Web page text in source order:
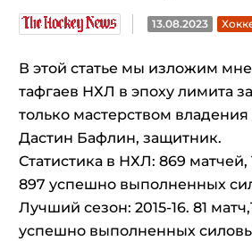
13.08.2023
В этой статье мы изложим
тафгаев НХЛ в эпоху лимита
только мастерством
Дастин Бафлин, защитник.
Статистика в НХЛ: 869
897 успешно выполненных
Лучший сезон: 2015-16. 81
успешно выполненных